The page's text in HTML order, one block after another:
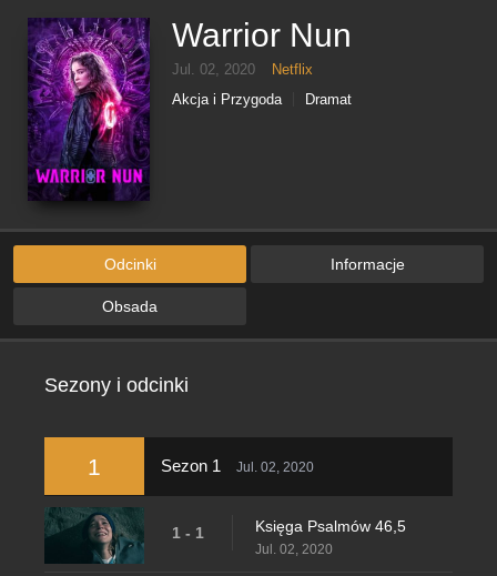
Warrior Nun
Jul. 02, 2020
Netflix
Akcja i Przygoda
Dramat
Odcinki Informacje
Obsada
Sezony i odcinki
1 Sezon 1 Jul. 02, 2020
1 - 1 Księga Psalmów 46,5
Jul. 02, 2020